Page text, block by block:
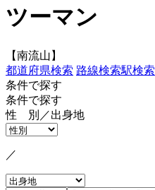
ツーマン
【南流山】
都道府県検索 路線検索駅検索
条件で探す
条件で探す
性 別／出身地
／